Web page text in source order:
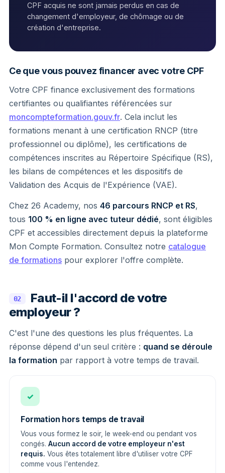
CPF acquis ne sont jamais perdus en cas de
changement d'employeur, de chômage ou de
création d'entreprise.
Ce que vous pouvez financer avec votre CPF
Votre CPF finance exclusivement des formations
certifiantes ou qualifiantes référencées sur
moncompteformation.gouv.fr. Cela inclut les
formations menant à une certification RNCP (titre
professionnel ou diplôme), les certifications de
compétences inscrites au Répertoire Spécifique (RS),
les bilans de compétences et les dispositifs de
Validation des Acquis de l'Expérience (VAE).
Chez 26 Academy, nos 46 parcours RNCP et RS,
tous 100 % en ligne avec tuteur dédié, sont éligibles
CPF et accessibles directement depuis la plateforme
Mon Compte Formation. Consultez notre catalogue
de formations pour explorer l'offre complète.
02
Faut-il l'accord de votre
employeur ?
C'est l'une des questions les plus fréquentes. La
réponse dépend d'un seul critère : quand se déroule
la formation par rapport à votre temps de travail.
✓
Formation hors temps de travail
Vous vous formez le soir, le week-end ou pendant vos
congés. Aucun accord de votre employeur n'est
requis. Vous êtes totalement libre d'utiliser votre CPF
comme vous l'entendez.